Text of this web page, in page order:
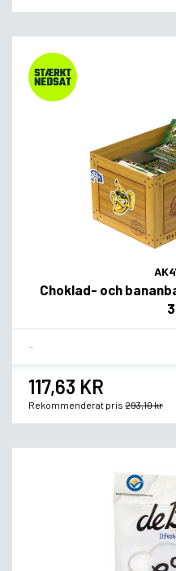
Choklad- och
117,63 KR
Rekommenderat pris 293,10 kr